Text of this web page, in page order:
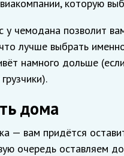
которую
у чемодана позволит
что лучше выбрать
намного дольше
дома
— вам придётся
очередь оставляем